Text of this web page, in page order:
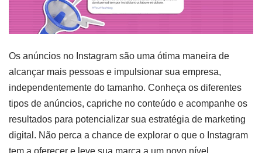
Os anúncios no Instagram são uma ótima maneira de
alcançar mais pessoas e impulsionar sua empresa,
independentemente do tamanho. Conheça os diferentes
tipos de anúncios, capriche no conteúdo e acompanhe os
resultados para potencializar sua estratégia de marketing
digital. Não perca a chance de explorar o que o Instagram